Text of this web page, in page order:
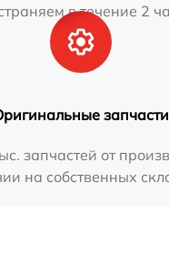
в течение 2
запчасти
запчастей от
на собственных